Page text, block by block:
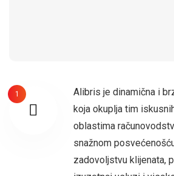
1
Alibris je dinamična i
koja okuplja tim
oblastima
snažnom
zadovoljstvu klijenata,